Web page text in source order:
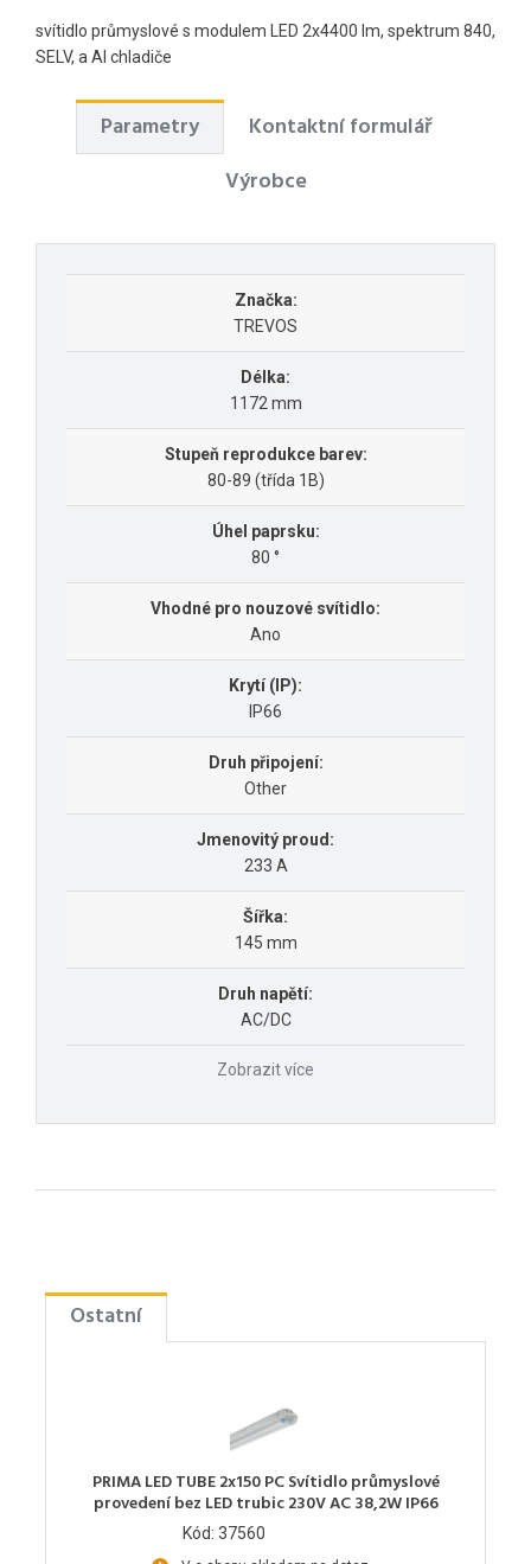
svítidlo průmyslové s modulem LED 2x4400 lm, spektrum 840,
SELV, a Al chladiče
Parametry
Kontaktní formulář
Výrobce
Značka:
TREVOS
Délka:
1172 mm
Stupeň reprodukce barev:
80-89 (třída 1B)
Úhel paprsku:
80 °
Vhodné pro nouzové svítidlo:
Ano
Krytí (IP):
IP66
Druh připojení:
Other
Jmenovitý proud:
233 A
Šířka:
145 mm
Druh napětí:
AC/DC
Zobrazit více
Ostatní
PRIMA LED TUBE 2x150 PC Svítidlo průmyslové
provedení bez LED trubic 230V AC 38,2W IP66
Kód: 37560